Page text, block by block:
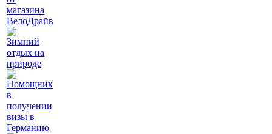
магазина
ВелоДрайв
Зимний
отдых на
природе
Помощник
в
получении
визы в
Германию